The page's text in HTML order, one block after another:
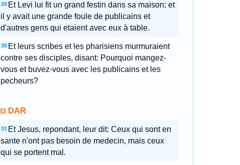
29 Et Levi lui fit un grand festin dans sa maison; et
il y avait une grande foule de publicains et
d'autres gens qui etaient avec eux à table.
30 Et leurs scribes et les pharisiens murmuraient
contre ses disciples, disant: Pourquoi mangez-
vous et buvez-vous avec les publicains et les
pecheurs?
DAR
31 Et Jesus, repondant, leur dit: Ceux qui sont en
sante n'ont pas besoin de medecin, mais ceux
qui se portent mal.